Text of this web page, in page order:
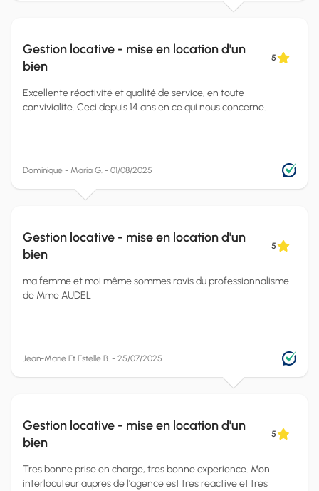
Gestion locative - mise en location d'un
bien
5
Excellente réactivité et qualité de service, en toute
convivialité. Ceci depuis 14 ans en ce qui nous concerne.
Dominique - Maria G. - 01/08/2025
Gestion locative - mise en location d'un
bien
5
ma femme et moi même sommes ravis du professionnalisme
de Mme AUDEL
Jean-Marie Et Estelle B. - 25/07/2025
Gestion locative - mise en location d'un
bien
5
Tres bonne prise en charge, tres bonne experience. Mon
interlocuteur aupres de l'agence est tres reactive et tres